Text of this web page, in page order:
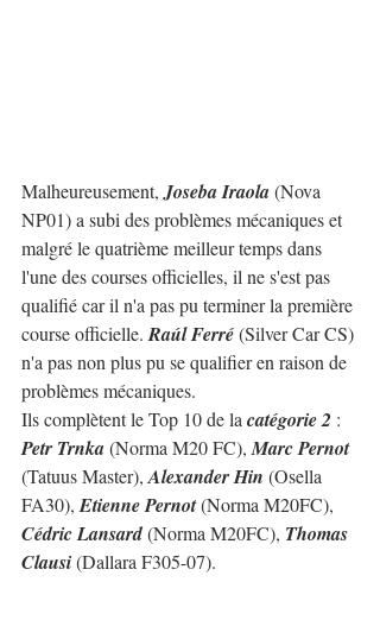
Malheureusement, Joseba Iraola (Nova
NP01) a subi des problèmes mécaniques et
malgré le quatrième meilleur temps dans
l'une des courses officielles, il ne s'est pas
qualifié car il n'a pas pu terminer la première
course officielle. Raúl Ferré (Silver Car CS)
n'a pas non plus pu se qualifier en raison de
problèmes mécaniques.
Ils complètent le Top 10 de la catégorie 2 :
Petr Trnka (Norma M20 FC), Marc Pernot
(Tatuus Master), Alexander Hin (Osella
FA30), Etienne Pernot (Norma M20FC),
Cédric Lansard (Norma M20FC), Thomas
Clausi (Dallara F305-07).